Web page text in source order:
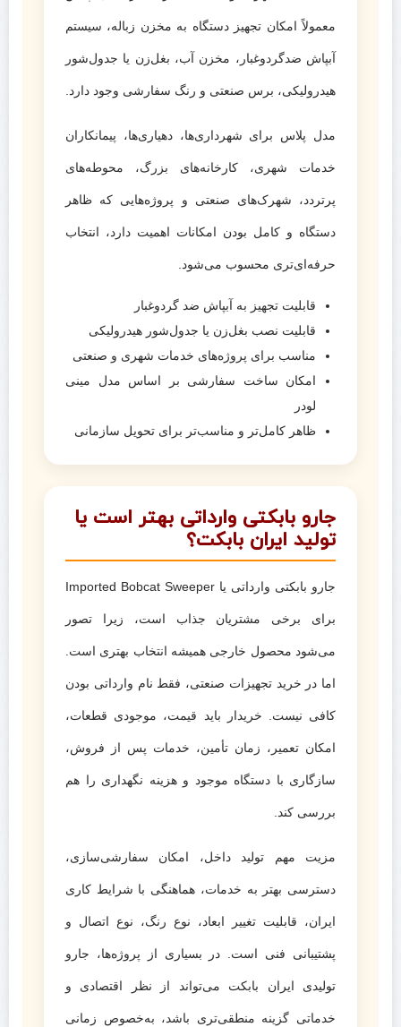
معمولاً امکان تجهیز دستگاه به مخزن زباله، سیستم
آبپاش ضدگردوغبار، مخزن آب، بغل‌زن یا جدول‌شور
هیدرولیکی، برس صنعتی و رنگ سفارشی وجود دارد.
مدل پلاس برای شهرداری‌ها، دهیاری‌ها، پیمانکاران
خدمات شهری، کارخانه‌های بزرگ، محوطه‌های
پرتردد، شهرک‌های صنعتی و پروژه‌هایی که ظاهر
دستگاه و کامل بودن امکانات اهمیت دارد، انتخاب
حرفه‌ای‌تری محسوب می‌شود.
قابلیت تجهیز به آبپاش ضد گردوغبار
قابلیت نصب بغل‌زن یا جدول‌شور هیدرولیکی
مناسب برای پروژه‌های خدمات شهری و صنعتی
امکان ساخت سفارشی بر اساس مدل مینی
لودر
ظاهر کامل‌تر و مناسب‌تر برای تحویل سازمانی
جارو بابکتی وارداتی بهتر است یا
تولید ایران بابکت؟
جارو بابکتی وارداتی یا Imported Bobcat Sweeper
برای برخی مشتریان جذاب است، زیرا تصور
می‌شود محصول خارجی همیشه انتخاب بهتری است.
اما در خرید تجهیزات صنعتی، فقط نام وارداتی بودن
کافی نیست. خریدار باید قیمت، موجودی قطعات،
امکان تعمیر، زمان تأمین، خدمات پس از فروش،
سازگاری با دستگاه موجود و هزینه نگهداری را هم
بررسی کند.
مزیت مهم تولید داخل، امکان سفارشی‌سازی،
دسترسی بهتر به خدمات، هماهنگی با شرایط کاری
ایران، قابلیت تغییر ابعاد، نوع رنگ، نوع اتصال و
پشتیبانی فنی است. در بسیاری از پروژه‌ها، جارو
تولیدی ایران بابکت می‌تواند از نظر اقتصادی و
خدماتی گزینه منطقی‌تری باشد، به‌خصوص زمانی